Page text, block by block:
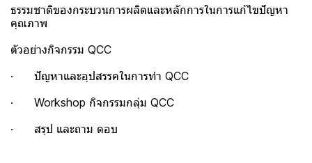
ธรรมชาติของกระบวนการผลิตและหลักการในการแก้ไขปัญหา
คุณภาพ
ตัวอย่างกิจกรรม QCC
· ปัญหาและอุปสรรคในการทำ QCC
· Workshop กิจกรรมกลุ่ม QCC
· สรุป และถาม ตอบ